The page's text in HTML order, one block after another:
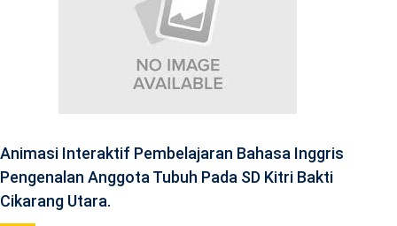
Animasi Interaktif Pembelajaran Bahasa Inggris
Pengenalan Anggota Tubuh Pada SD Kitri Bakti
Cikarang Utara.